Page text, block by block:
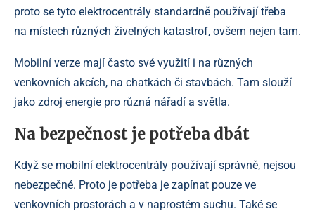
proto se tyto elektrocentrály standardně používají třeba
na místech různých živelných katastrof, ovšem nejen tam.
Mobilní verze mají často své využití i na různých
venkovních akcích, na chatkách či stavbách. Tam slouží
jako zdroj energie pro různá nářadí a světla.
Na bezpečnost je potřeba dbát
Když se mobilní elektrocentrály používají správně, nejsou
nebezpečné. Proto je potřeba je zapínat pouze ve
venkovních prostorách a v naprostém suchu. Také se